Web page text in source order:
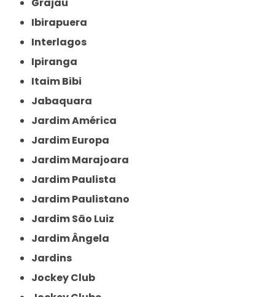
Grajau
Ibirapuera
Interlagos
Ipiranga
Itaim Bibi
Jabaquara
Jardim América
Jardim Europa
Jardim Marajoara
Jardim Paulista
Jardim Paulistano
Jardim São Luiz
Jardim Ângela
Jardins
Jockey Club